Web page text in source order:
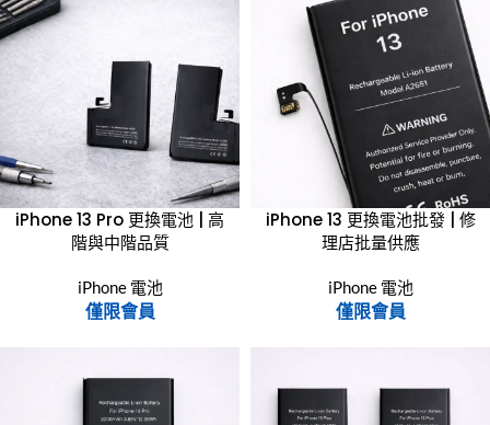
iPhone 13 Pro 更換電池 | 高
階與中階品質
iPhone 電池
僅限會員
iPhone 13 更換電池批發 | 修
理店批量供應
iPhone 電池
僅限會員